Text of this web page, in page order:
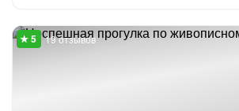
19 отзывов